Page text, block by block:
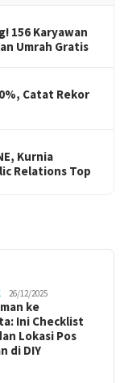
156 Karyawan
Umrah Gratis
Catat Rekor
Kurnia
Relations Top
26/12/2025
ke
Ini Checklist
Lokasi Pos
di DIY